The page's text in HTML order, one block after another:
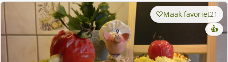
Maak favoriet21
👍